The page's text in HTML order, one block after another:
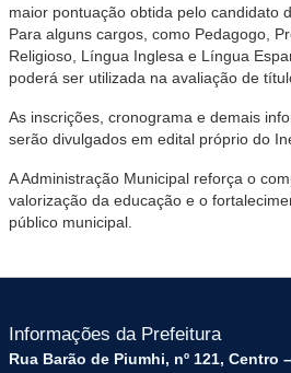
maior pontuação obtida pelo candidato
Para alguns cargos, como Pedagogo,
Religioso, Língua Inglesa e Língua
poderá ser utilizada na avaliação de
As inscrições, cronograma e demais
serão divulgados em edital próprio do
A Administração Municipal reforça o
valorização da educação e o
público municipal.
Informações da Prefeitura
Rua Barão de Piumhi, nº 121, Centro